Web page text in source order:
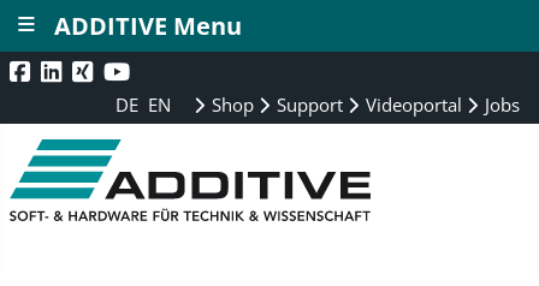
DE EN Shop Support Videoportal Jobs
ADDITIVE Menu
≡